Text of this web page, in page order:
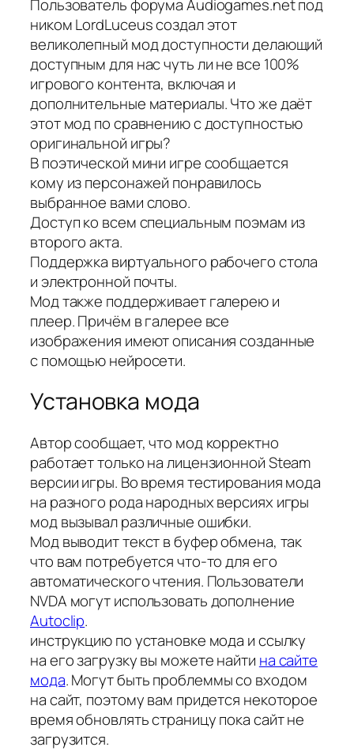
Пользователь форума Audiogames.net под
ником LordLuceus создал этот
великолепный мод доступности делающий
доступным для нас чуть ли не все 100%
игрового контента, включая и
дополнительные материалы. Что же даёт
этот мод по сравнению с доступностью
оригинальной игры?
В поэтической мини игре сообщается
кому из персонажей понравилось
выбранное вами слово.
Доступ ко всем специальным поэмам из
второго акта.
Поддержка виртуального рабочего стола
и электронной почты.
Мод также поддерживает галерею и
плеер. Причём в галерее все
изображения имеют описания созданные
с помощью нейросети.
Установка мода
Автор сообщает, что мод корректно
работает только на лицензионной Steam
версии игры. Во время тестирования мода
на разного рода народных версиях игры
мод вызывал различные ошибки.
Мод выводит текст в буфер обмена, так
что вам потребуется что-то для его
автоматического чтения. Пользователи
NVDA могут использовать дополнение
Autoclip.
инструкцию по установке мода и ссылку
на его загрузку вы можете найти на сайте
мода. Могут быть проблеммы со входом
на сайт, поэтому вам придется некоторое
время обновлять страницу пока сайт не
загрузится.